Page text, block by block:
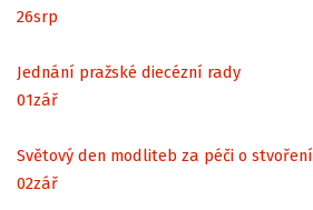
26srp
Jednání pražské diecézní rady
01zář
Světový den modliteb za péči o stvoření
02zář